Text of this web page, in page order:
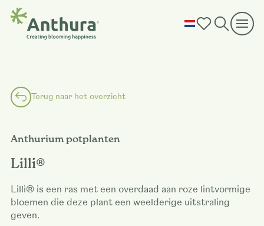
Terug naar het overzicht
Anthurium potplanten
Lilli®
Lilli® is een ras met een overdaad aan roze lintvormige
bloemen die deze plant een weelderige uitstraling
geven.